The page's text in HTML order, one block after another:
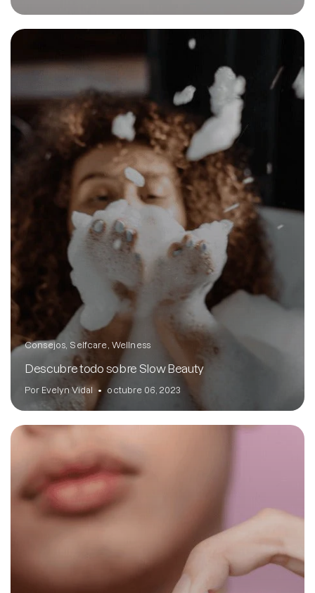
Consejos Selfcare Wellness
Descubre todo sobre Slow Beauty
Por Evelyn Vidal octubre 06, 2023